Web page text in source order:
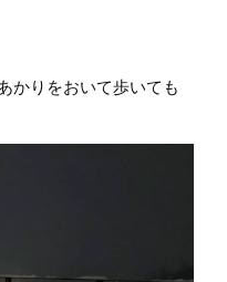
かりをおいて歩いても